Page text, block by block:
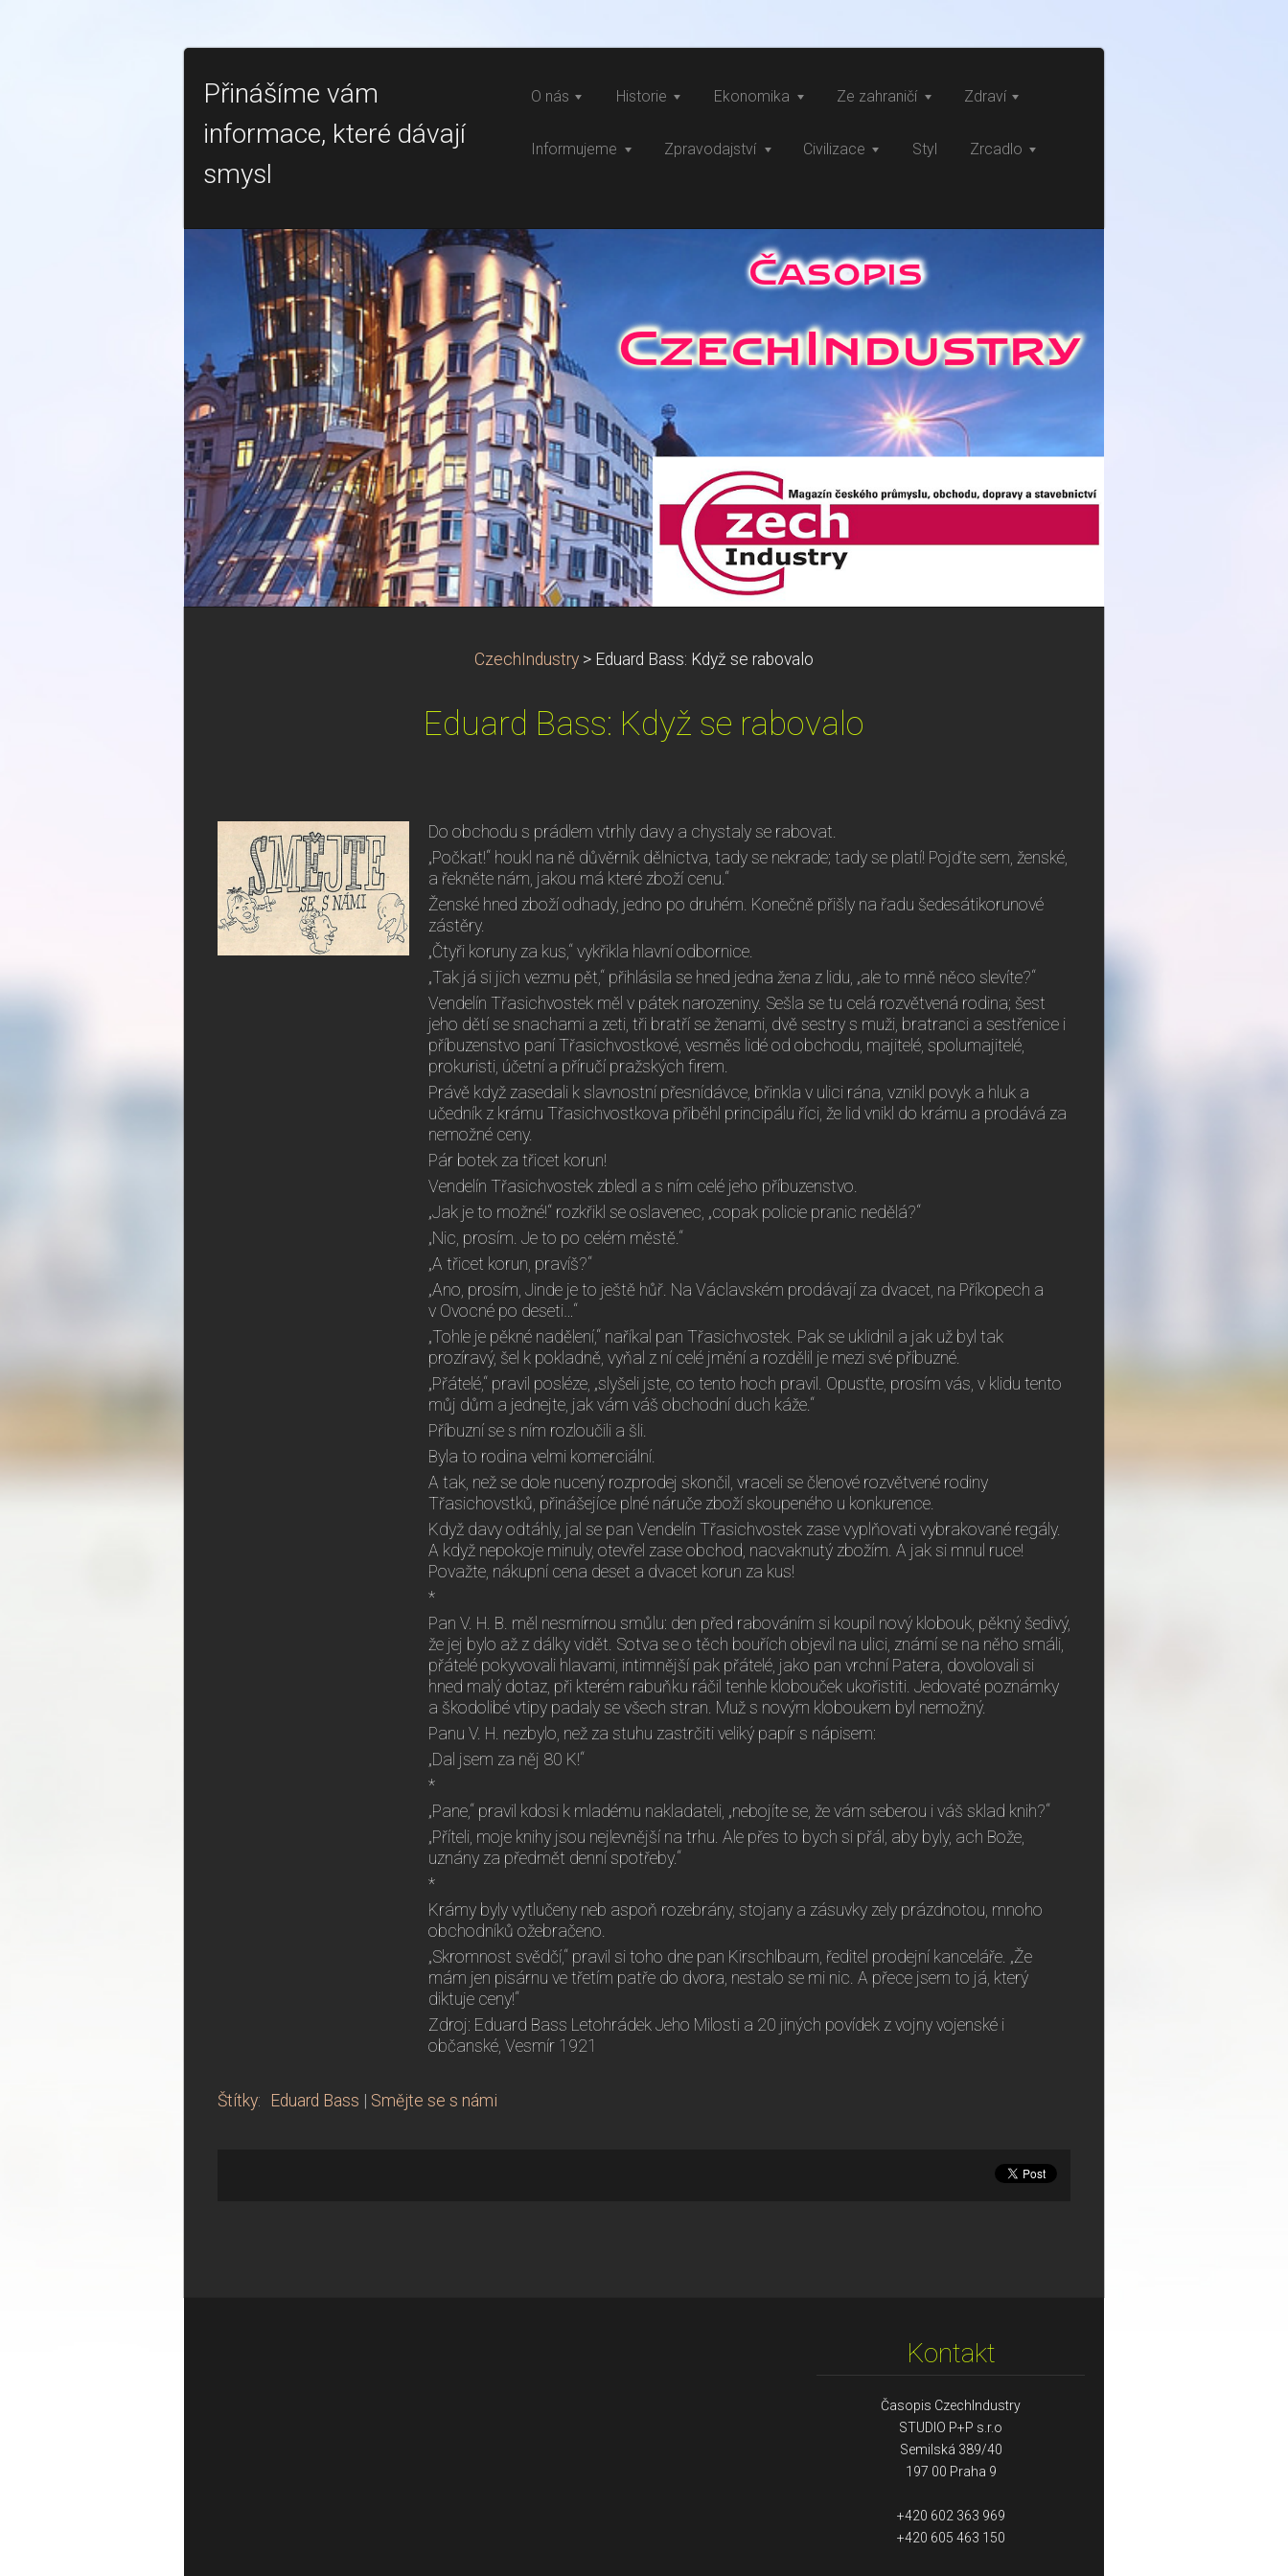
Přinášíme vám
informace, které dávají
smysl
O nás Historie Ekonomika Ze zahraničí Zdraví
Informujeme Zpravodajství Civilizace Styl Zrcadlo
CzechIndustry > Eduard Bass: Když se rabovalo
Eduard Bass: Když se rabovalo
Do obchodu s prádlem vtrhly davy a chystaly se rabovat.
„Počkat!“ houkl na ně důvěrník dělnictva, tady se nekrade; tady se platí! Pojďte sem, ženské,
a řekněte nám, jakou má které zboží cenu.“
Ženské hned zboží odhady, jedno po druhém. Konečně přišly na řadu šedesátikorunové
zástěry.
„Čtyři koruny za kus,“ vykřikla hlavní odbornice.
„Tak já si jich vezmu pět,“ přihlásila se hned jedna žena z lidu, „ale to mně něco slevíte?“
Vendelín Třasichvostek měl v pátek narozeniny. Sešla se tu celá rozvětvená rodina; šest
jeho dětí se snachami a zeti, tři bratří se ženami, dvě sestry s muži, bratranci a sestřenice i
příbuzenstvo paní Třasichvostkové, vesměs lidé od obchodu, majitelé, spolumajitelé,
prokuristi, účetní a příručí pražských firem.
Právě když zasedali k slavnostní přesnídávce, břinkla v ulici rána, vznikl povyk a hluk a
učedník z krámu Třasichvostkova přiběhl principálu říci, že lid vnikl do krámu a prodává za
nemožné ceny.
Pár botek za třicet korun!
Vendelín Třasichvostek zbledl a s ním celé jeho příbuzenstvo.
„Jak je to možné!“ rozkřikl se oslavenec, „copak policie pranic nedělá?“
„Nic, prosím. Je to po celém městě.“
„A třicet korun, pravíš?“
„Ano, prosím, Jinde je to ještě hůř. Na Václavském prodávají za dvacet, na Příkopech a
v Ovocné po deseti…“
„Tohle je pěkné nadělení,“ naříkal pan Třasichvostek. Pak se uklidnil a jak už byl tak
prozíravý, šel k pokladně, vyňal z ní celé jmění a rozdělil je mezi své příbuzné.
„Přátelé,“ pravil posléze, „slyšeli jste, co tento hoch pravil. Opusťte, prosím vás, v klidu tento
můj dům a jednejte, jak vám váš obchodní duch káže.“
Příbuzní se s ním rozloučili a šli.
Byla to rodina velmi komerciální.
A tak, než se dole nucený rozprodej skončil, vraceli se členové rozvětvené rodiny
Třasichovstků, přinášejíce plné náruče zboží skoupeného u konkurence.
Když davy odtáhly, jal se pan Vendelín Třasichvostek zase vyplňovati vybrakované regály.
A když nepokoje minuly, otevřel zase obchod, nacvaknutý zbožím. A jak si mnul ruce!
Považte, nákupní cena deset a dvacet korun za kus!
*
Pan V. H. B. měl nesmírnou smůlu: den před rabováním si koupil nový klobouk, pěkný šedivý,
že jej bylo až z dálky vidět. Sotva se o těch bouřích objevil na ulici, známí se na něho smáli,
přátelé pokyvovali hlavami, intimnější pak přátelé, jako pan vrchní Patera, dovolovali si
hned malý dotaz, při kterém rabuňku ráčil tenhle klobouček ukořistiti. Jedovaté poznámky
a škodolibé vtipy padaly se všech stran. Muž s novým kloboukem byl nemožný.
Panu V. H. nezbylo, než za stuhu zastrčiti veliký papír s nápisem:
„Dal jsem za něj 80 K!“
*
„Pane,“ pravil kdosi k mladému nakladateli, „nebojíte se, že vám seberou i váš sklad knih?“
„Příteli, moje knihy jsou nejlevnější na trhu. Ale přes to bych si přál, aby byly, ach Bože,
uznány za předmět denní spotřeby.“
*
Krámy byly vytlučeny neb aspoň rozebrány, stojany a zásuvky zely prázdnotou, mnoho
obchodníků ožebračeno.
„Skromnost svědčí,“ pravil si toho dne pan Kirschlbaum, ředitel prodejní kanceláře. „Že
mám jen pisárnu ve třetím patře do dvora, nestalo se mi nic. A přece jsem to já, který
diktuje ceny!“
Zdroj: Eduard Bass Letohrádek Jeho Milosti a 20 jiných povídek z vojny vojenské i
občanské, Vesmír 1921
Štítky: Eduard Bass Smějte se s námi
Kontakt
Časopis CzechIndustry
STUDIO P+P s.r.o
Semilská 389/40
197 00 Praha 9
+420 602 363 969
+420 605 463 150